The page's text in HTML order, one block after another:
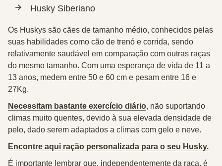
Husky Siberiano
Os Huskys são cães de tamanho médio, conhecidos pelas
suas habilidades como cão de trenó e corrida, sendo
relativamente saudável em comparação com outras raças
do mesmo tamanho. Com uma esperança de vida de 11 a
13 anos, medem entre 50 e 60 cm e pesam entre 16 e
27Kg.
Necessitam bastante exercício diário, não suportando
climas muito quentes, devido à sua elevada densidade de
pelo, dado serem adaptados a climas com gelo e neve.
Encontre aqui ração personalizada para o seu Husky.
É importante lembrar que, independentemente da raça, é